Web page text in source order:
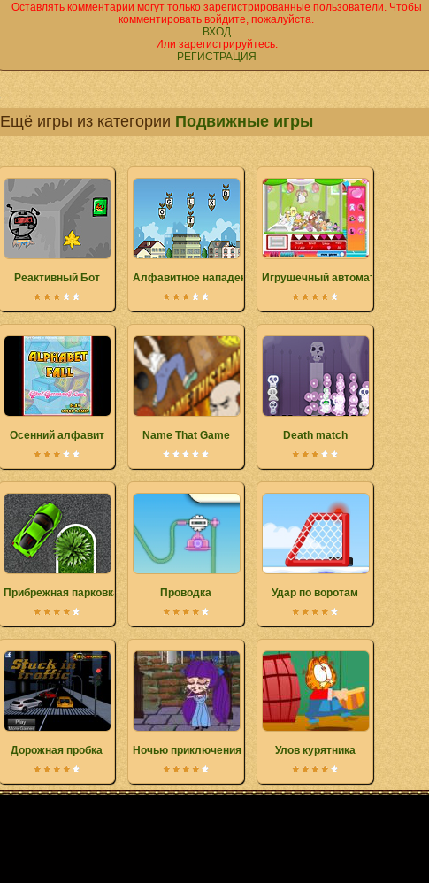
Оставлять комментарии могут только зарегистрированные пользователи. Чтобы
комментировать войдите, пожалуйста.
ВХОД
Или зарегистрируйтесь.
РЕГИСТРАЦИЯ
Ещё игры из категории Подвижные игры
Реактивный Бот Алфавитное нападение Игрушечный автомат
Осенний алфавит Name That Game Death match
Прибрежная парковка Проводка Удар по воротам
Дорожная пробка Ночью приключения Улов курятника